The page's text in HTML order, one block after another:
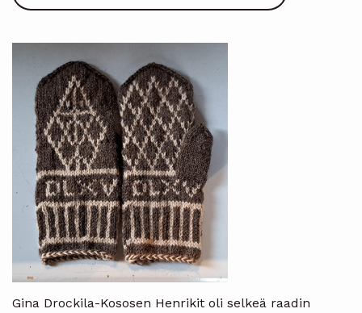
Gina Drockila-Kososen Henrikit oli selkeä raadin